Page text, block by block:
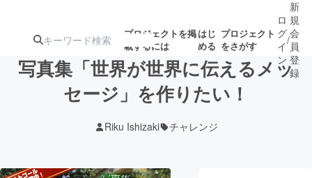
プロジェクトを掲
載するには
はじ
める
プロジェクト
をさがす
ジェクト
ロジェクト
ロ
グ
イ
ン
/
新
規
会
員
登
録
写真集「世界が世界に伝えるメッ
セージ」を作りたい！
Riku Ishizaki チャレンジ